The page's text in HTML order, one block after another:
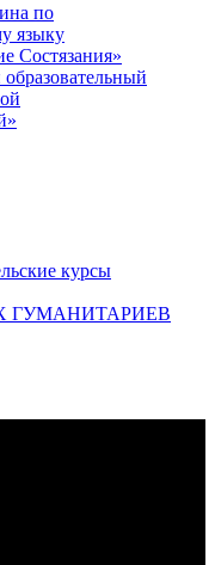
по
языку
Состязания»
курсы
ГУМАНИТАРИЕВ